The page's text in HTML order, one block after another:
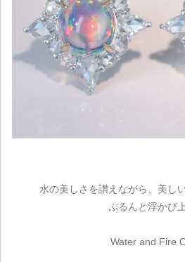
水の美しさを讃えながら、美し
ぷるんと浮かび
Water and Fire